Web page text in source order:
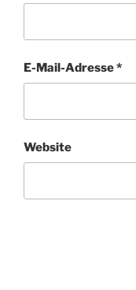
E-Mail-Adresse*
Website